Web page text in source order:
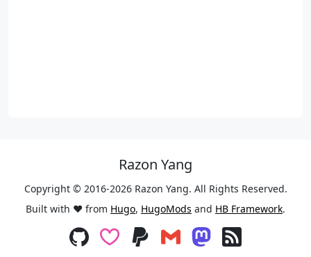
Razon Yang
Copyright © 2016-2026 Razon Yang. All Rights Reserved.
Built with ❤️ from Hugo, HugoMods and HB Framework.